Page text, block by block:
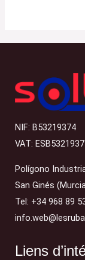
NIF: B53219374
VAT:
Polígono
San Ginés
Tel: +34 968 89
Liens